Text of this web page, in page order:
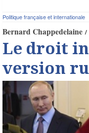
Politique française et internationale
Bernard Chappedelaine
Le droit
version